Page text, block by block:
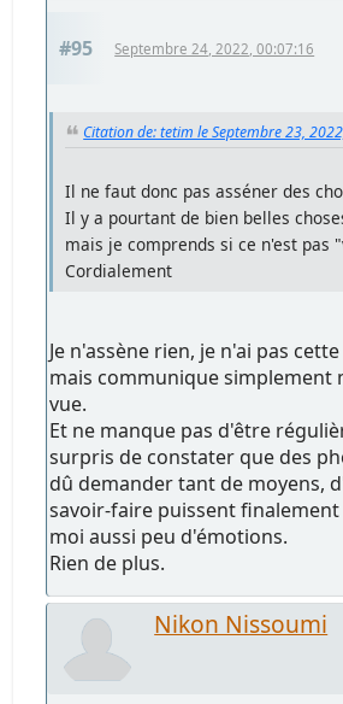
#95 Septembre 24, 2022, 00:07:16
Citation de: tetim le Septembre 23,
Il ne faut donc pas asséner des
Il y a pourtant de bien belles
mais je comprends si ce n'est
Cordialement
Je n'assène rien, je n'ai pas
mais communique simplement
vue.
Et ne manque pas d'être
surpris de constater que des
dû demander tant de moyens,
savoir-faire puissent
moi aussi peu d'émotions.
Rien de plus.
Nikon Nissoumi